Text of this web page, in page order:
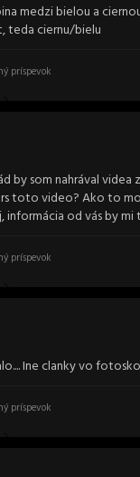
medzi bielou a
teda ciernu/bielu
príspevok
by som nahrával
toto video? Ako to
informácia od vás by
príspevok
Ine clanky vo
príspevok